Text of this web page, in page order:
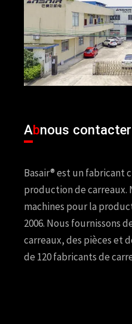
Abnous contacter
Basair® est un fabricant
production de carreaux.
machines pour la
2006. Nous fournissons
carreaux, des pièces et
de 120 fabricants de